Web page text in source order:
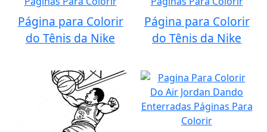
Página para Colorir
do Tênis da Nike
Página para Colorir
do Tênis da Nike